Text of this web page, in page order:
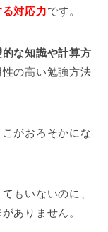
対応力です。
的な知識や計算方
の高い勉強方法
がおろそかにな
もいないのに、
ありません。